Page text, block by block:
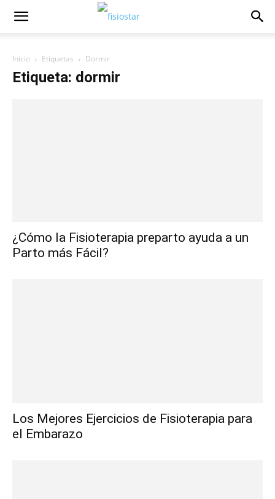
Inicio Etiquetas Dormir
Etiqueta: dormir
¿Cómo la Fisioterapia preparto ayuda a un
Parto más Fácil?
Los Mejores Ejercicios de Fisioterapia para
el Embarazo